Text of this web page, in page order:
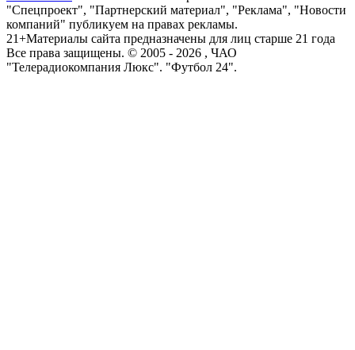
"Спецпроект", "Партнерский материал", "Реклама", "Новости
компаний" публикуем на правах рекламы.
21+Материалы сайта предназначены для лиц старше 21 года
Все права защищены. © 2005 - 2026 , ЧАО
"Телерадиокомпания Люкс". "Футбол 24".